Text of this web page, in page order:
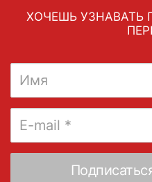
ХОЧЕШЬ УЗНАВАТЬ